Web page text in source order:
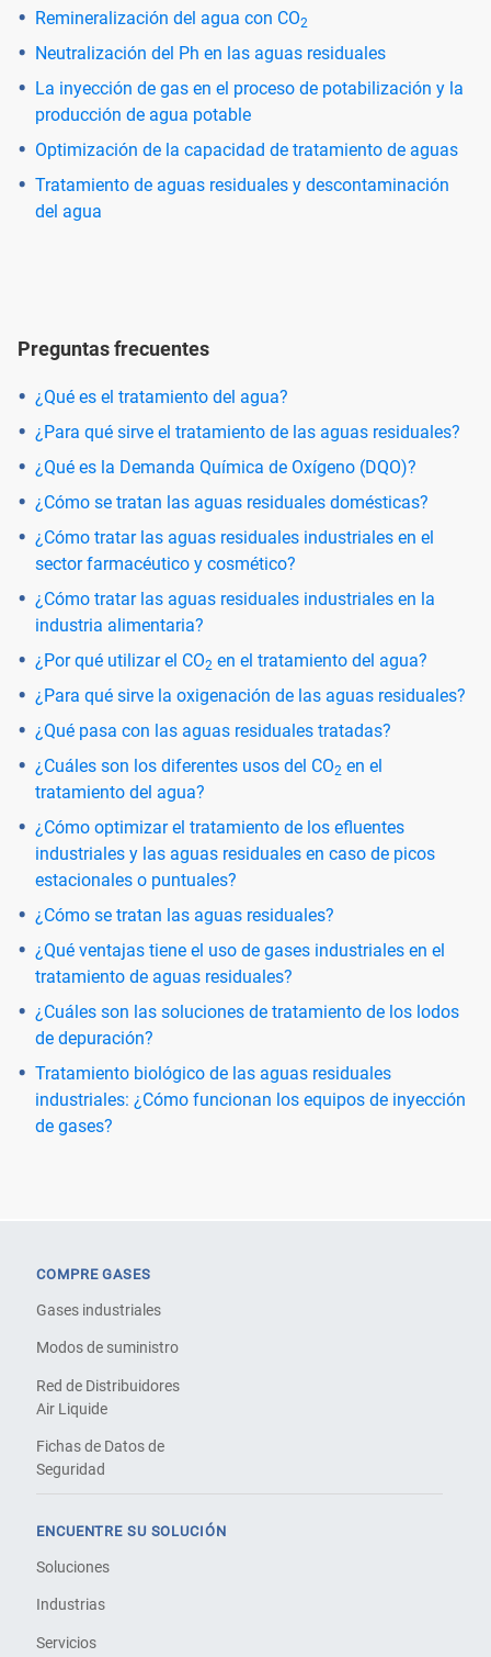
Remineralización del agua con CO2
Neutralización del Ph en las aguas residuales
La inyección de gas en el proceso de potabilización y la
producción de agua potable
Optimización de la capacidad de tratamiento de aguas
Tratamiento de aguas residuales y descontaminación
del agua
Preguntas frecuentes
¿Qué es el tratamiento del agua?
¿Para qué sirve el tratamiento de las aguas residuales?
¿Qué es la Demanda Química de Oxígeno (DQO)?
¿Cómo se tratan las aguas residuales domésticas?
¿Cómo tratar las aguas residuales industriales en el
sector farmacéutico y cosmético?
¿Cómo tratar las aguas residuales industriales en la
industria alimentaria?
¿Por qué utilizar el CO2 en el tratamiento del agua?
¿Para qué sirve la oxigenación de las aguas residuales?
¿Qué pasa con las aguas residuales tratadas?
¿Cuáles son los diferentes usos del CO2 en el
tratamiento del agua?
¿Cómo optimizar el tratamiento de los efluentes
industriales y las aguas residuales en caso de picos
estacionales o puntuales?
¿Cómo se tratan las aguas residuales?
¿Qué ventajas tiene el uso de gases industriales en el
tratamiento de aguas residuales?
¿Cuáles son las soluciones de tratamiento de los lodos
de depuración?
Tratamiento biológico de las aguas residuales
industriales: ¿Cómo funcionan los equipos de inyección
de gases?
COMPRE GASES
Gases industriales
Modos de suministro
Red de Distribuidores
Air Liquide
Fichas de Datos de
Seguridad
ENCUENTRE SU SOLUCIÓN
Soluciones
Industrias
Servicios